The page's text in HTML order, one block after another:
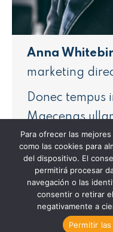
Anna
marketing
Donec tempus
Maecenas
convallis
Blog
perso
/
Facebook
Para ofrecer las
como las cookies para
del dispositivo. El
permitirá procesar
navegación o las
consentir o retirar
negativamente a
Permitir